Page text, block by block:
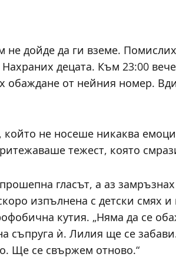
не дойде да ги вземе.
децата. Към 23:00
обаждане от нейния номер.
който не носеше никаква
тежест, която
гласът, а аз
изпълнена с детски смях
кутия. „Няма да се
съпруга ѝ. Лилия ще се
Ще се свържем отново.“